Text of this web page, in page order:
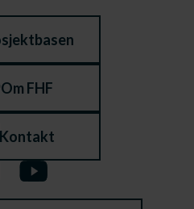
Om FHF